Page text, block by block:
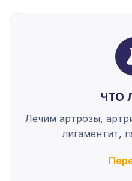
ЧТО
Лечим артрозы,
лигаментит,